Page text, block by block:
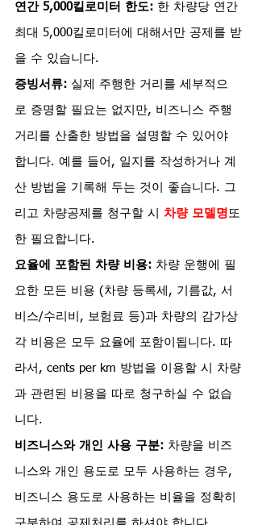
연간 5,000킬로미터 한도: 한 차량당 연간
최대 5,000킬로미터에 대해서만 공제를 받
을 수 있습니다.
증빙서류: 실제 주행한 거리를 세부적으
로 증명할 필요는 없지만, 비즈니스 주행
거리를 산출한 방법을 설명할 수 있어야
합니다. 예를 들어, 일지를 작성하거나 계
산 방법을 기록해 두는 것이 좋습니다. 그
리고 차량공제를 청구할 시 차량 모델명또
한 필요합니다.
요율에 포함된 차량 비용: 차량 운행에 필
요한 모든 비용 (차량 등록세, 기름값, 서
비스/수리비, 보험료 등)과 차량의 감가상
각 비용은 모두 요율에 포함이됩니다. 따
라서, cents per km 방법을 이용할 시 차량
과 관련된 비용을 따로 청구하실 수 없습
니다.
비즈니스와 개인 사용 구분: 차량을 비즈
니스와 개인 용도로 모두 사용하는 경우,
비즈니스 용도로 사용하는 비율을 정확히